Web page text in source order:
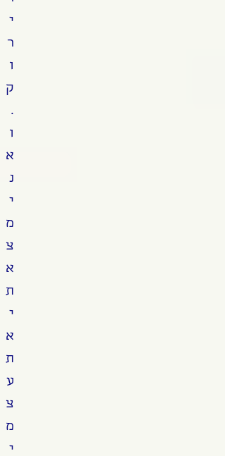
י
ר
ו
ק
.
ו
א
נ
י
מ
צ
א
ת
י
א
ת
ע
צ
מ
י